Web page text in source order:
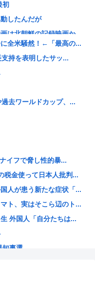
初
したんだが
は北朝鮮の記録映画か...
ト設営』！国民感動の...
柄もないスーパーが東...
いwww
誰も私と結婚してくれ...
らホテル…」女「ぷっ...
乗っていた男女3人は...
」に世界から注文が殺...
ッドプール(CV子安...
を今後堅持すると言わ...
顔がこちら…
、横浜駅西口で市民ら...
になってしまうwww
全米騒然！←「最高の...
持を表明したサッ...
去ワールドカップ、...
イフで脅し性的暴...
税金使って日本人批判...
人が患う新たな症状「...
ト、実はそこら辺のト...
外国人「自分たちは...
知事選
やメシ」連載決定ww...